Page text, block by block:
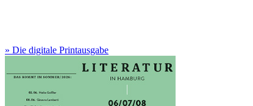
» Die digitale Printausgabe